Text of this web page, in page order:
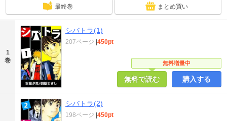
最終巻 まとめ買い
1
巻
シバトラ(1)
無料増量中
207ページ |450pt
無料で読む 購入する
シバトラ(2)
198ページ |450pt